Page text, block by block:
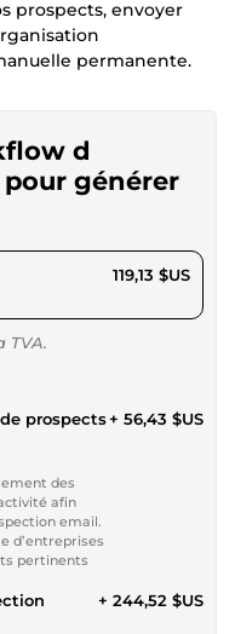
prospects, envoyer
permanente.
d
générer
119,13 $US
TVA.
prospects
des
afin
email.
+ 56,43 $US
+ 244,52 $US